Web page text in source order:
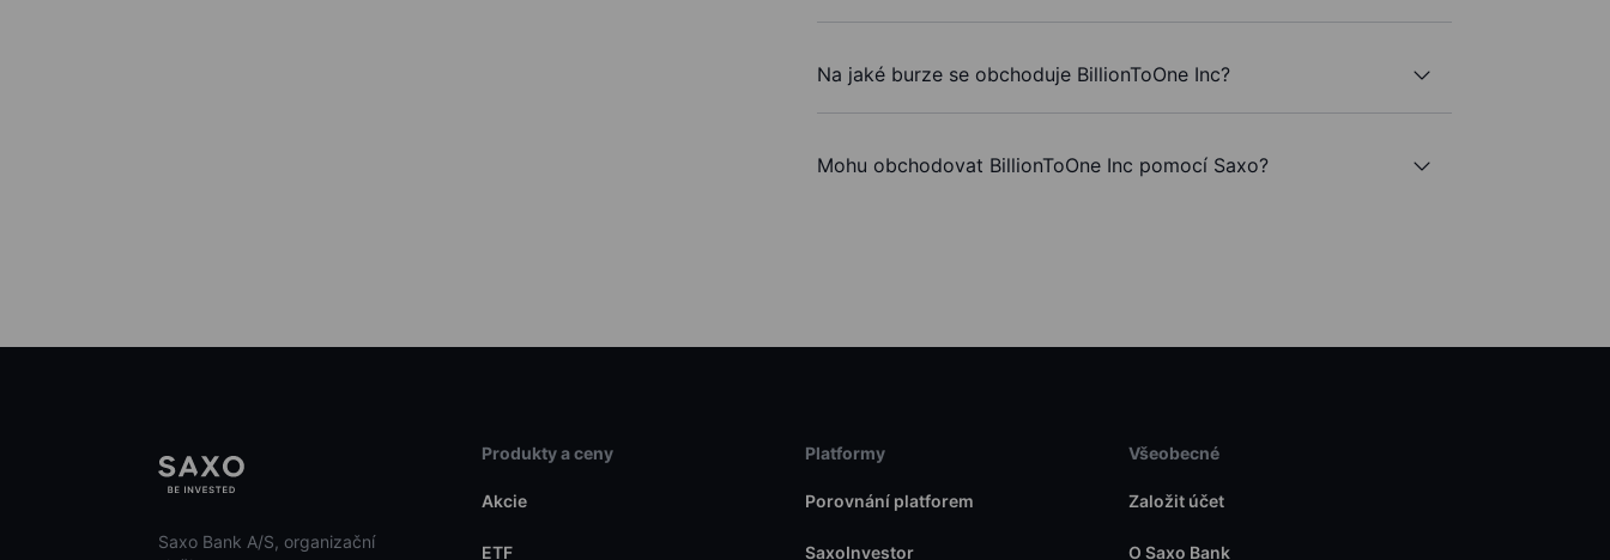
Na jaké burze se obchoduje BillionToOne Inc?
Mohu obchodovat BillionToOne Inc pomocí Saxo?
Saxo Bank A/S, organizační
Produkty a ceny
Akcie
ETF
Platformy
Porovnání platforem
SaxoInvestor
Všeobecné
Založit účet
O Saxo Bank